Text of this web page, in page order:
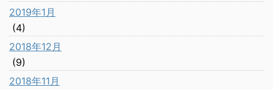
2019年1月
(4)
2018年12月
(9)
2018年11月